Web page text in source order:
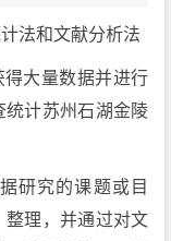
法和文献分析法
大量数据并进行
统计苏州石湖金陵
研究的课题或目
整理，并通过对文